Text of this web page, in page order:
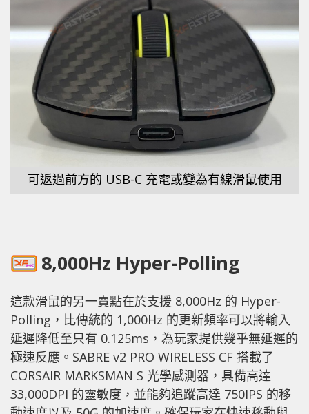
可返過前方的 USB-C 充電或變為有線滑鼠使用
8,000Hz Hyper-Polling
這款滑鼠的另一賣點在於支援 8,000Hz 的 Hyper-
Polling，比傳統的 1,000Hz 的更新頻率可以將輸入
延遲降低至只有 0.125ms，為玩家提供幾乎無延遲的
極速反應。SABRE v2 PRO WIRELESS CF 搭載了
CORSAIR MARKSMAN S 光學感測器，具備高達
33,000DPI 的靈敏度，並能夠追蹤高達 750IPS 的移